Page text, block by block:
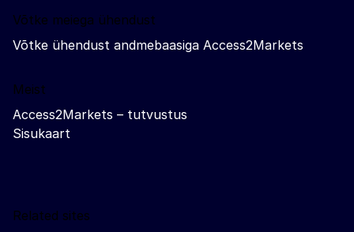
Võtke meiega ühendust
Võtke ühendust andmebaasiga Access2Markets
Meist
Access2Markets – tutvustus
Sisukaart
Related sites